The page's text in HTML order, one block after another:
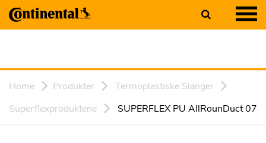
Home Produkter
Termoplastiske Slanger
Superflexproduktene
SUPERFLEX PU AllRounDuct 07